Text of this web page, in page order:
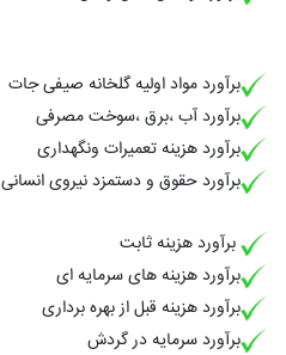
برآورد مواد اولیه گلخانه صیفی جات
برآورد آب ،برق ،سوخت مصرفی
برآورد هزینه تعمیرات ونگهداری
برآورد حقوق و دستمزد نیروی انسانی
برآورد هزینه ثابت
برآورد هزینه های سرمایه ای
برآورد هزینه قبل از بهره برداری
برآورد سرمایه در گردش